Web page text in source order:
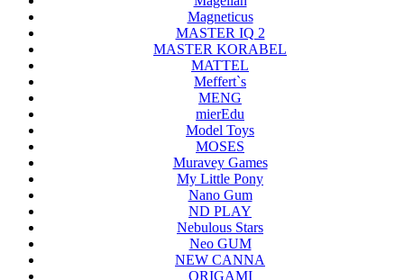
Magneticus
MASTER IQ 2
MASTER KORABEL
MATTEL
Meffert`s
MENG
mierEdu
Model Toys
MOSES
Muravey Games
My Little Pony
Nano Gum
ND PLAY
Nebulous Stars
Neo GUM
NEW CANNA
ORIGAMI